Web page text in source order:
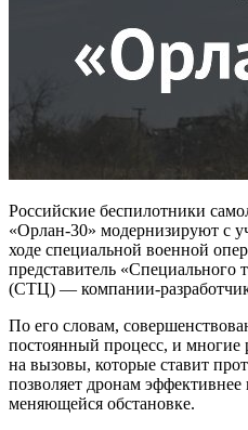
Российские беспилотники
«Орлан-30» модернизируют с
ходе специальной военной
представитель «Специального
(СТЦ) — компании-
По его словам,
постоянный процесс, и многие
на вызовы, которые ставит
позволяет дронам эффективнее
меняющейся обстановке.